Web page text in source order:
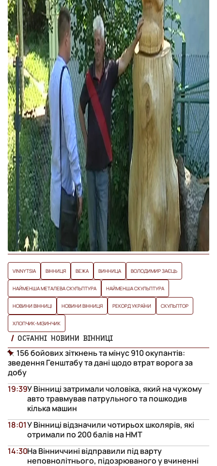
VINNYTSIA ВІННИЦЯ ВЕЖА ВИННИЦА ВОЛОДИМИР ЗАЄЦЬ
НАЙМЕНША МЕТАЛЕВА СКУЛЬПТУРА НАЙМЕНША СКУЛЬПТУРА
НОВИНИ ВІННИЦІ НОВИНИ ВІННИЦЯ РЕКОРД УКРАЇНИ СКУЛЬПТОР
ХЛОПЧИК-МІЗИНЧИК
ОСТАННІ НОВИНИ ВІННИЦІ
156 бойових зіткнень та мінус 910 окупантів:
зведення Генштабу та дані щодо втрат ворога за
добу
У Вінниці затримали чоловіка, який на чужому
авто травмував патрульного та пошкодив
кілька машин
19:39
У Вінниці відзначили чотирьох школярів, які
отримали по 200 балів на НМТ
18:01
На Вінниччині відправили під варту
неповнолітнього, підозрюваного у вчиненні
14:30